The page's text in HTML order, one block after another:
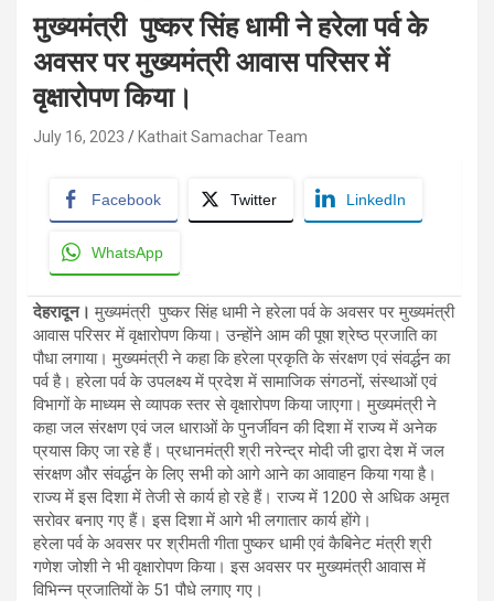
मुख्यमंत्री पुष्कर सिंह धामी ने हरेला पर्व के
अवसर पर मुख्यमंत्री आवास परिसर में
वृक्षारोपण किया।
July 16, 2023 Kathait Samachar Team
Facebook Twitter LinkedIn
WhatsApp
देहरादून। मुख्यमंत्री पुष्कर सिंह धामी ने हरेला पर्व के अवसर पर मुख्यमंत्री
आवास परिसर में वृक्षारोपण किया। उन्होंने आम की पूषा श्रेष्ठ प्रजाति का
पौधा लगाया। मुख्यमंत्री ने कहा कि हरेला प्रकृति के संरक्षण एवं संवर्द्धन का
पर्व है। हरेला पर्व के उपलक्ष्य में प्रदेश में सामाजिक संगठनों, संस्थाओं एवं
विभागों के माध्यम से व्यापक स्तर से वृक्षारोपण किया जाएगा। मुख्यमंत्री ने
कहा जल संरक्षण एवं जल धाराओं के पुनर्जीवन की दिशा में राज्य में अनेक
प्रयास किए जा रहे हैं। प्रधानमंत्री श्री नरेन्द्र मोदी जी द्वारा देश में जल
संरक्षण और संवर्द्धन के लिए सभी को आगे आने का आवाहन किया गया है।
राज्य में इस दिशा में तेजी से कार्य हो रहे हैं। राज्य में 1200 से अधिक अमृत
सरोवर बनाए गए हैं। इस दिशा में आगे भी लगातार कार्य होंगे।
हरेला पर्व के अवसर पर श्रीमती गीता पुष्कर धामी एवं कैबिनेट मंत्री श्री
गणेश जोशी ने भी वृक्षारोपण किया। इस अवसर पर मुख्यमंत्री आवास में
विभिन्न प्रजातियों के 51 पौधे लगाए गए।